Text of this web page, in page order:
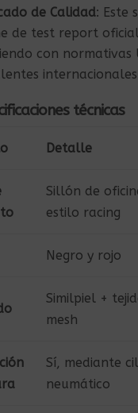
de Calidad: Este
de test report
con normativas
técnicas
Detalle
Sillón de
estilo racing
Negro y rojo
Similpiel +
mesh
Sí, mediante
neumático